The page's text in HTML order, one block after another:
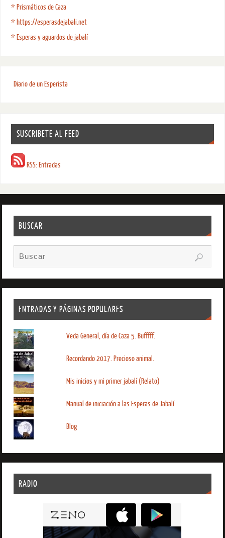
* Prismáticos de Caza
* https://esperasdejabali.net
* Esperas y aguardos de jabalí
Diario de un Esperista
SUSCRIBETE AL FEED
RSS: Entradas
BUSCAR
ENTRADAS Y PÁGINAS POPULARES
Veda General, día de Caza 5. Bufffff.
Recordando 2017. Precioso animal.
Mis inicios y mi primer jabalí (Relato)
Manual de iniciación a las Esperas de Jabalí
Blog
RADIO